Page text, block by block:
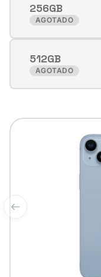
no
disponible
256GB
AGOTADO
Variante
no
disponible
512GB
AGOTADO
Variante